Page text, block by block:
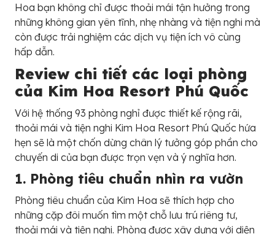
Hoa bạn không chỉ được thoải mái tận hưởng trong
những không gian yên tĩnh, nhẹ nhàng và tiện nghi mà
còn được trải nghiệm các dịch vụ tiện ích vô cùng
hấp dẫn.
Review chi tiết các loại phòng
của Kim Hoa Resort Phú Quốc
Với hệ thống 93 phòng nghỉ được thiết kế rộng rãi,
thoải mái và tiện nghi Kim Hoa Resort Phú Quốc hứa
hẹn sẽ là một chốn dừng chân lý tưởng góp phần cho
chuyến di của bạn được trọn vẹn và ý nghĩa hơn.
1. Phòng tiêu chuẩn nhìn ra vườn
Phòng tiêu chuẩn của Kim Hoa sẽ thích hợp cho
những cặp đôi muốn tìm một chỗ lưu trú riêng tư,
thoải mái và tiện nghi. Phòng được xây dựng với diện